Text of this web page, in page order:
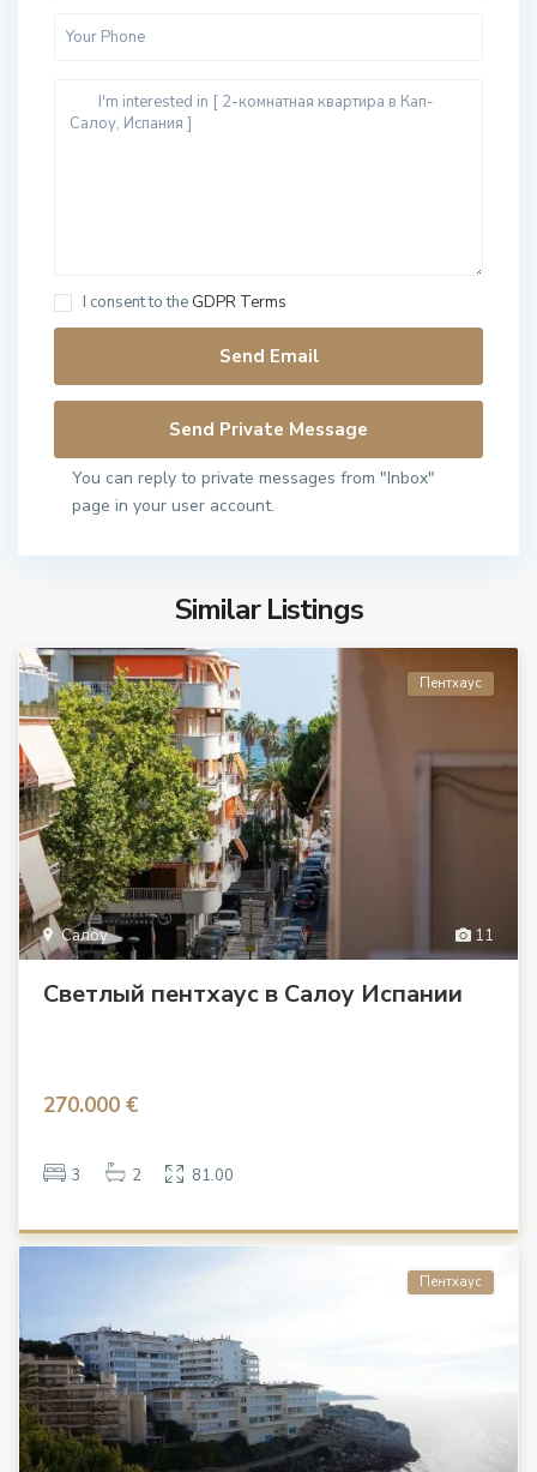
I consent to the GDPR Terms
You can reply to private messages from "Inbox"
page in your user account.
Similar Listings
11
Салоу
Пентхаус
Светлый пентхаус в Салоу Испании
270.000 €
3 2 81.00
Пентхаус